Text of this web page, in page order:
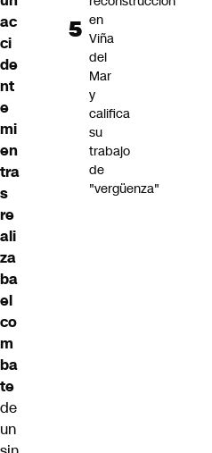
ac
ci
de
nt
e
mi
en
tra
s
re
ali
za
ba
el
co
m
ba
te
de
un
en
Viña
del
Mar
y
califica
su
trabajo
de
"vergüenza"